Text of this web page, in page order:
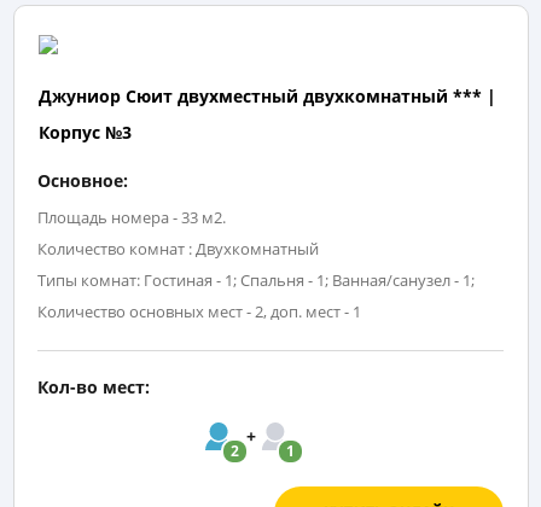
Джуниор Сюит двухместный двухкомнатный *** |
Корпус №3
Основное:
Площадь номера - 33 м2.
Количество комнат : Двухкомнатный
Типы комнат: Гостиная - 1; Спальня - 1; Ванная/санузел - 1;
Количество основных мест - 2, доп. мест - 1
Кол-во мест:
2 1